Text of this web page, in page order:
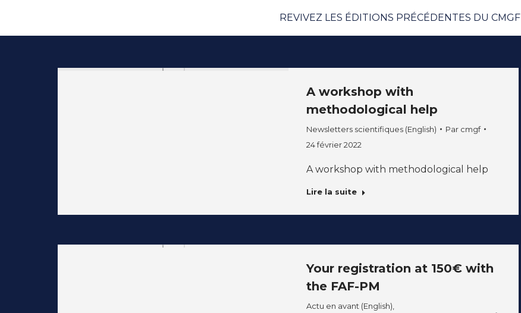
REVIVEZ LES ÉDITIONS PRÉCÉDENTES DU CMGF
A workshop with
methodological help
Newsletters scientifiques (English) Par cmgf
24 février 2022
A workshop with methodological help
Lire la suite
Your registration at 150€ with
the FAF-PM
Actu en avant (English)